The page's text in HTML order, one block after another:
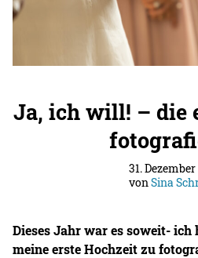
Ja, ich will! – die
31.
vonSina
Dieses Jahr war es soweit-
meine erste Hochzeit zu